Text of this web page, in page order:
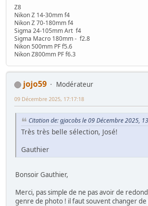
Z8
Nikon Z 14-30mm f4
Nikon Z 70-180mm f4
Sigma 24-105mm Art f4
Sigma Macro 180mm - f2.8
Nikon 500mm PF f5.6
Nikon Z800mm PF f6.3
jojo59
Modérateur
09 Décembre 2025, 17:17:18
Citation de: gjacobs le 09 Décembre 2025,
Très très belle sélection, José!
Gauthier
Bonsoir Gauthier,
Merci, pas simple de ne pas avoir de
genre de photo ! il faut souvent changer